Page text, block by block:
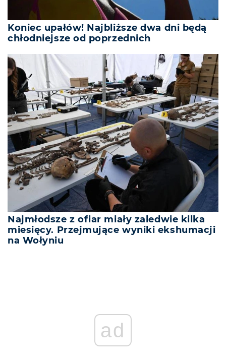
Koniec upałów! Najbliższe dwa dni będą
chłodniejsze od poprzednich
Najmłodsze z ofiar miały zaledwie kilka
miesięcy. Przejmujące wyniki ekshumacji
na Wołyniu
ad